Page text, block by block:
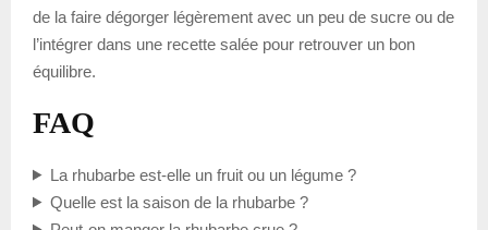
de la faire dégorger légèrement avec un peu de sucre ou de
l’intégrer dans une recette salée pour retrouver un bon
équilibre.
FAQ
La rhubarbe est-elle un fruit ou un légume ?
Quelle est la saison de la rhubarbe ?